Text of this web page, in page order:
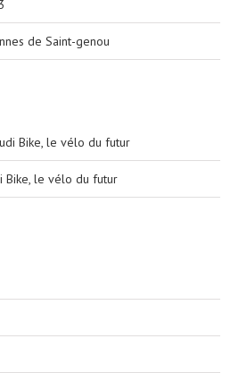
de Saint-genou
Bike, le vélo du futur
Bike, le vélo du futur